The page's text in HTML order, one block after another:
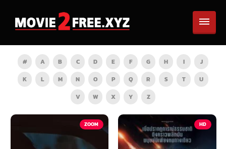
# A B C D E F G H I
J
K
L M N O P Q R S T
U
V
W X Y Z
ZOOM HD